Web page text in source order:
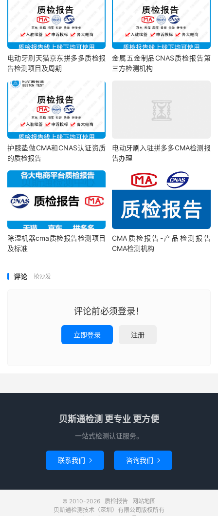
电动牙刷天猫京东拼多多质检报
告检测项目及周期
金属五金制品CNAS质检报告第
三方检测机构
护膝垫做CMA和CNAS认证资质
的质检报告
电动牙刷入驻拼多多CMA检测报
告办理
除湿机器cma质检报告检测项目
及标准
CMA质检报告-产品检测报告
CMA检测机构
评论 抢沙发
评论前必须登录！
立即登录 注册
贝斯通检测 更专业 更方便
一站式检测认证服务。
联系我们  咨询我们 
© 2010-2026 质检报告
网站地图
贝斯通检测技术（深圳）有限公司版权所有